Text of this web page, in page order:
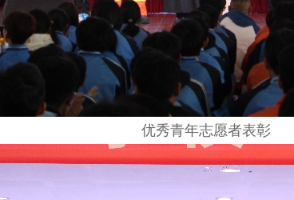
优秀青年志愿者表彰